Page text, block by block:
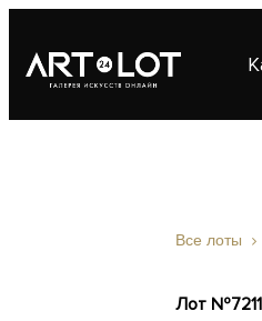
Все лоты
Лот №7211